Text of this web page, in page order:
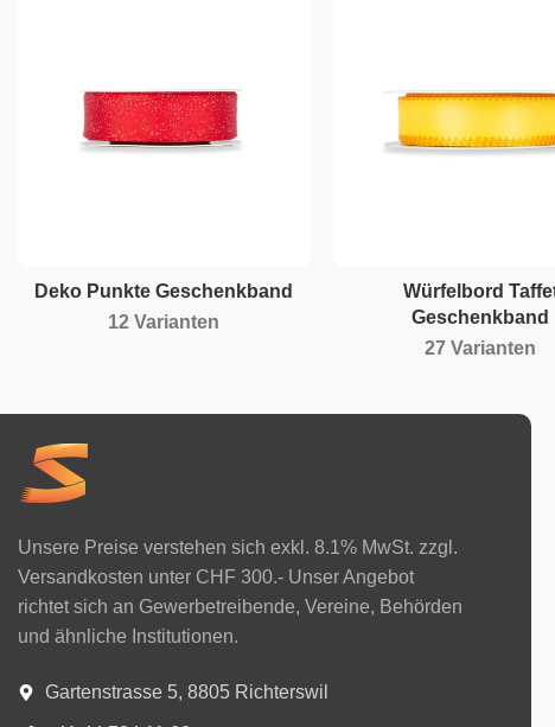
Deko Punkte Geschenkband
12 Varianten
Würfelbord
Geschenkband
27 Varianten
Unsere Preise verstehen sich exkl. 8.1% MwSt. zzgl.
Versandkosten unter CHF 300.- Unser Angebot
richtet sich an Gewerbetreibende, Vereine, Behörden
und ähnliche Institutionen.
Gartenstrasse 5, 8805 Richterswil